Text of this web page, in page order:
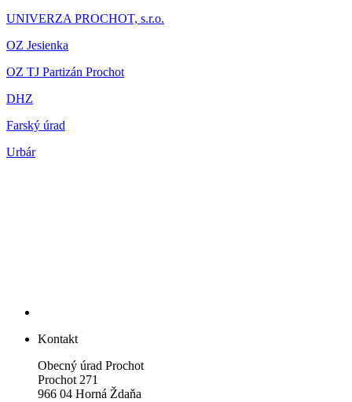
UNIVERZA PROCHOT, s.r.o.
OZ Jesienka
OZ TJ Partizán Prochot
DHZ
Farský úrad
Urbár
Kontakt
Obecný úrad Prochot
Prochot 271
966 04 Horná Ždaňa